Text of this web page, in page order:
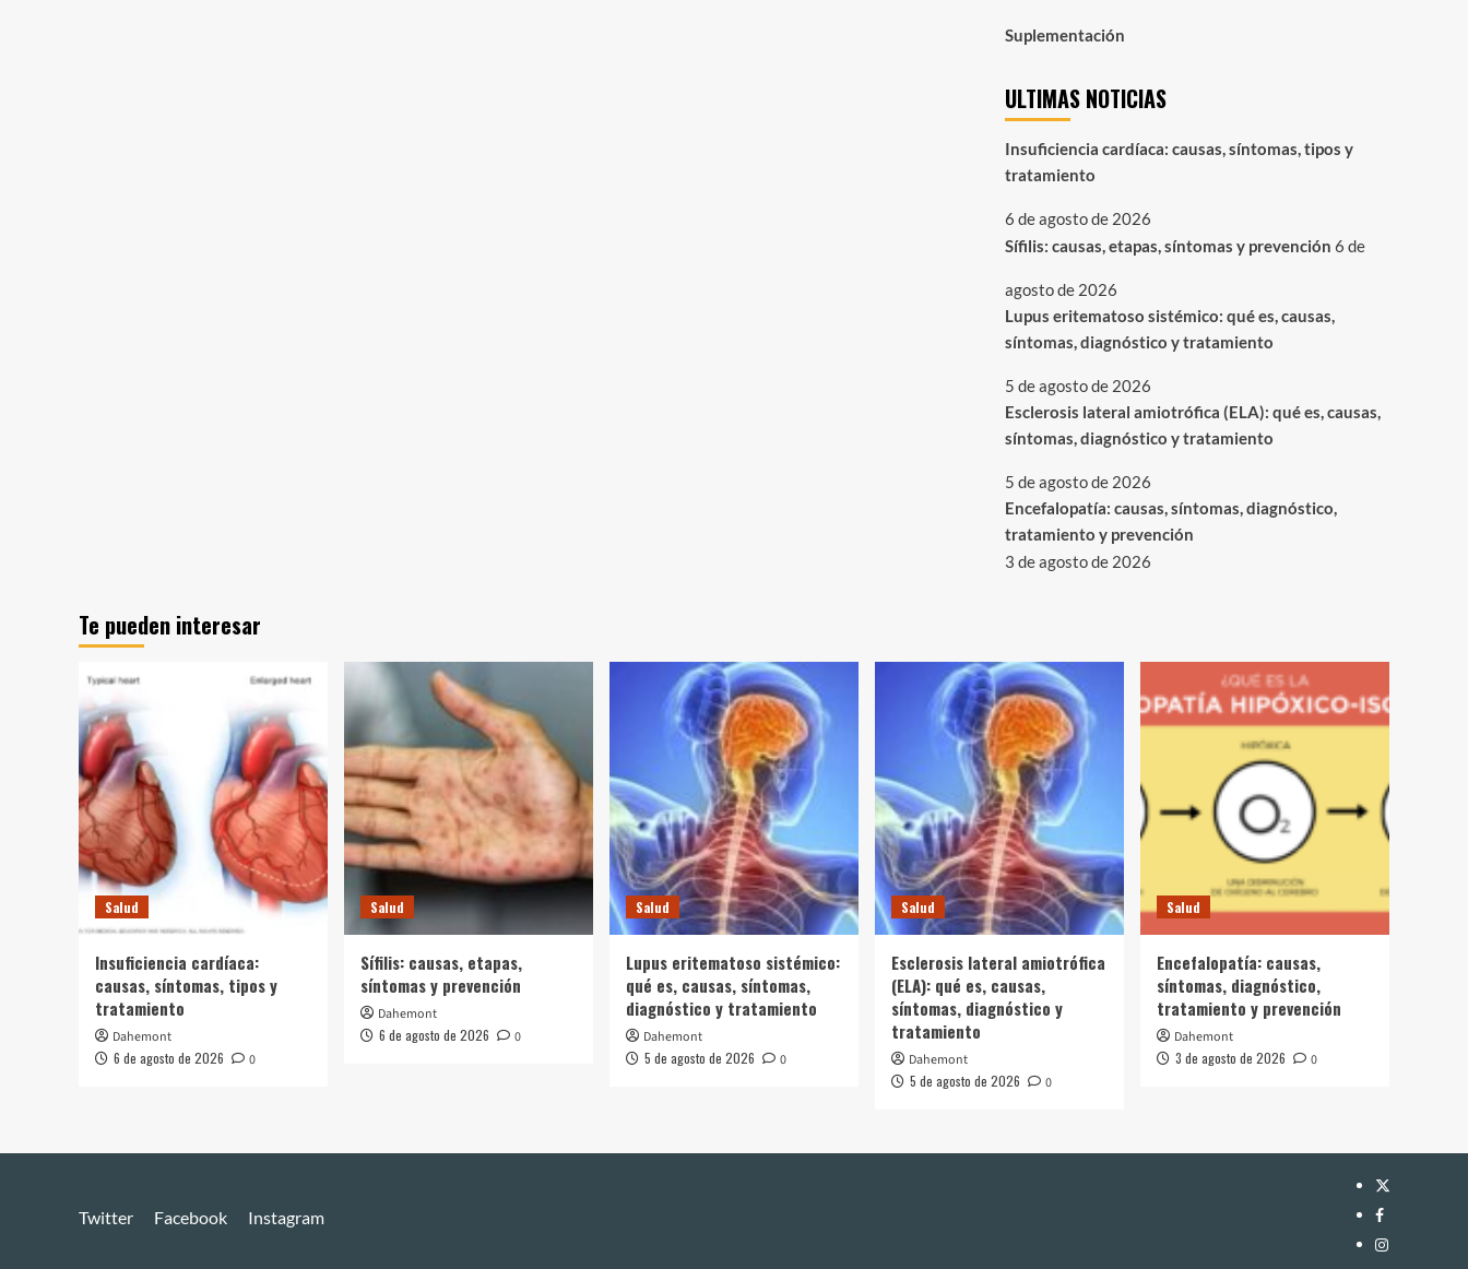
Suplementación
ULTIMAS NOTICIAS
Insuficiencia cardíaca: causas, síntomas, tipos y
tratamiento
6 de agosto de 2026
Sífilis: causas, etapas, síntomas y prevención 6 de
agosto de 2026
Lupus eritematoso sistémico: qué es, causas,
síntomas, diagnóstico y tratamiento
5 de agosto de 2026
Esclerosis lateral amiotrófica (ELA): qué es, causas,
síntomas, diagnóstico y tratamiento
5 de agosto de 2026
Encefalopatía: causas, síntomas, diagnóstico,
tratamiento y prevención
3 de agosto de 2026
Te pueden interesar
Salud
Insuficiencia cardíaca:
causas, síntomas, tipos y
tratamiento
Dahemont
6 de agosto de 2026
0
Salud
Sífilis: causas, etapas,
síntomas y prevención
Dahemont
6 de agosto de 2026
0
Salud
Lupus eritematoso sistémico:
qué es, causas, síntomas,
diagnóstico y tratamiento
Dahemont
5 de agosto de 2026
0
Salud
Esclerosis lateral amiotrófica
(ELA): qué es, causas,
síntomas, diagnóstico y
tratamiento
Dahemont
5 de agosto de 2026
0
Salud
Encefalopatía: causas,
síntomas, diagnóstico,
tratamiento y prevención
Dahemont
3 de agosto de 2026
0
Twitter Facebook Instagram
Twitter
Facebook
Instagram